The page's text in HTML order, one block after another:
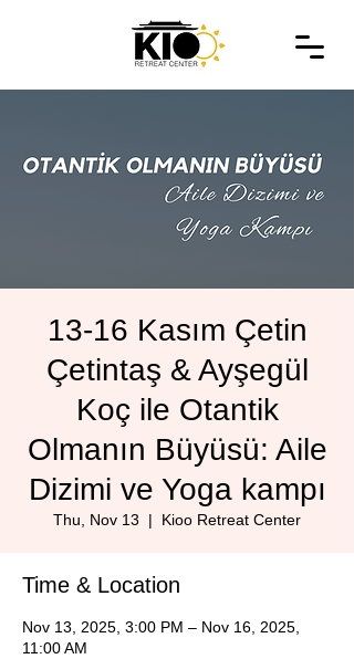
13-16 Kasım Çetin
Çetintaş & Ayşegül
Koç ile Otantik
Olmanın Büyüsü: Aile
Dizimi ve Yoga kampı
Thu, Nov 13
  |
Kioo Retreat Center
Time & Location
Nov 13, 2025, 3:00 PM – Nov 16, 2025,
11:00 AM